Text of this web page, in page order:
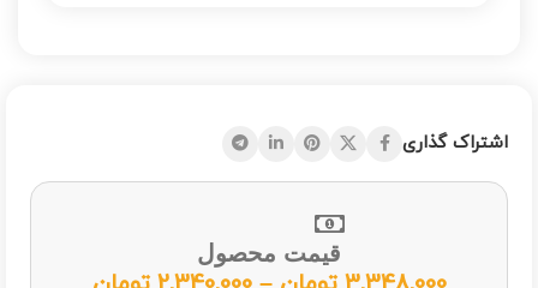
اشتراک گذاری
قیمت محصول